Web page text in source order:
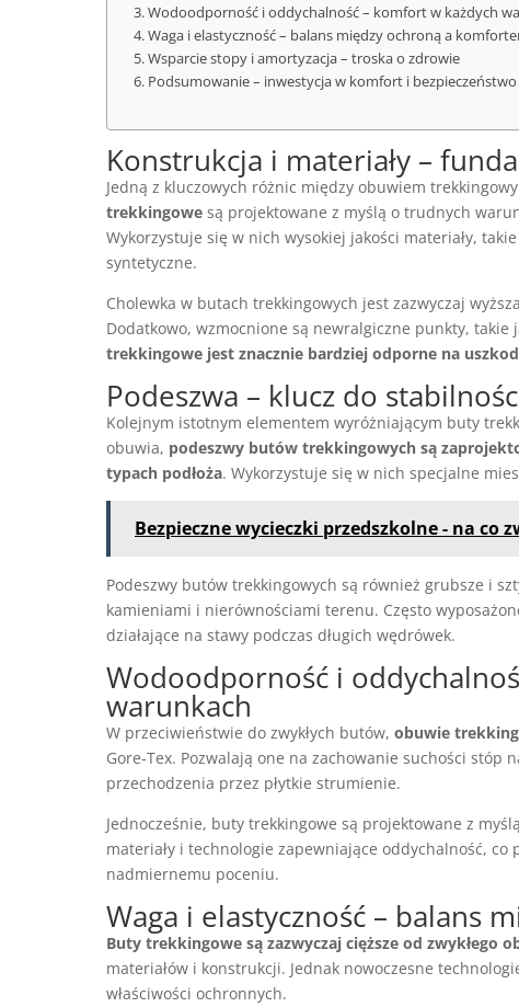
Wodoodporność i oddychalność – komfort w każdych
Waga i elastyczność – balans między ochroną a
Wsparcie stopy i amortyzacja – troska o zdrowie
Podsumowanie – inwestycja w komfort i bezpieczeństwo
Konstrukcja i materiały –
Jedną z kluczowych różnic między obuwiem
trekkingowe są projektowane z myślą o trudnych
Wykorzystuje się w nich wysokiej jakości materiały,
syntetyczne.
Cholewka w butach trekkingowych jest zazwyczaj
Dodatkowo, wzmocnione są newralgiczne punkty, takie
trekkingowe jest znacznie bardziej odporne na
Podeszwa – klucz do
Kolejnym istotnym elementem wyróżniającym buty
obuwia, podeszwy butów trekkingowych są
typach podłoża. Wykorzystuje się w nich specjalne
Bezpieczne wycieczki przedszkolne - na co
Podeszwy butów trekkingowych są również grubsze i
kamieniami i nierównościami terenu. Często
działające na stawy podczas długich wędrówek.
Wodoodporność i
warunkach
W przeciwieństwie do zwykłych butów, obuwie
Gore-Tex. Pozwalają one na zachowanie suchości stóp
przechodzenia przez płytkie strumienie.
Jednocześnie, buty trekkingowe są projektowane z
materiały i technologie zapewniające oddychalność,
nadmiernemu poceniu.
Waga i elastyczność – balans
Buty trekkingowe są zazwyczaj cięższe od zwykłego
materiałów i konstrukcji. Jednak nowoczesne
właściwości ochronnych.